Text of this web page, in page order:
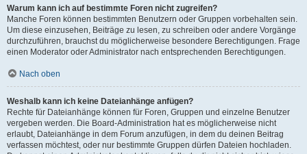
Warum kann ich auf bestimmte Foren nicht zugreifen?
Manche Foren können bestimmten Benutzern oder Gruppen vorbehalten sein.
Um diese einzusehen, Beiträge zu lesen, zu schreiben oder andere Vorgänge
durchzuführen, brauchst du möglicherweise besondere Berechtigungen. Frage
einen Moderator oder Administrator nach entsprechenden Berechtigungen.
Nach oben
Weshalb kann ich keine Dateianhänge anfügen?
Rechte für Dateianhänge können für Foren, Gruppen und einzelne Benutzer
vergeben werden. Die Board-Administration hat es möglicherweise nicht
erlaubt, Dateianhänge in dem Forum anzufügen, in dem du deinen Beitrag
verfassen möchtest, oder nur bestimmte Gruppen dürfen Dateien hochladen.